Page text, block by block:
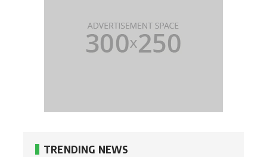
TRENDING NEWS